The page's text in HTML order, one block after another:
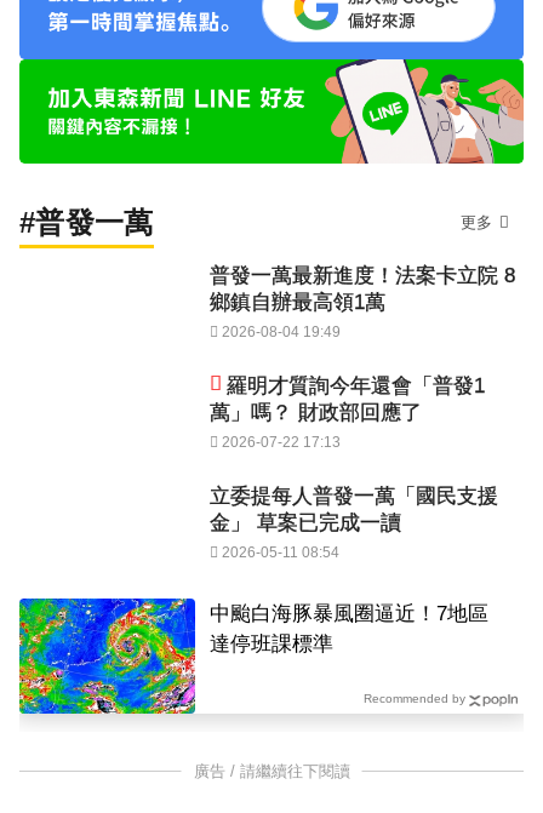
#普發一萬 更多
普發一萬最新進度！法案卡立院 8
鄉鎮自辦最高領1萬
2026-08-04 19:49
羅明才質詢今年還會「普發1
萬」嗎？ 財政部回應了
2026-07-22 17:13
立委提每人普發一萬「國民支援
金」 草案已完成一讀
2026-05-11 08:54
中颱白海豚暴風圈逼近！7地區
達停班課標準
Recommended by
廣告 / 請繼續往下閱讀